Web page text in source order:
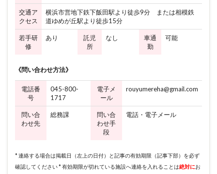
交通ア
クセス
横浜市営地下鉄下飯田駅より徒歩9分 または相模鉄
道ゆめが丘駅より徒歩15分
若手研
修
あり
託児
所
なし
車通
勤
可能
《問い合わせ方法》
電話番
号
045-800-
1717
電子メ
ール
rouyumereha@gmail.com
問い合
わせ先
総務課
問い合
わせ手
段
電話・電子メール
* 連絡する場合は掲載日（左上の日付）と記事の有効期限（記事下部）を必ず
確認してください * 有効期限が切れている施設へ連絡を入れることは絶対にお